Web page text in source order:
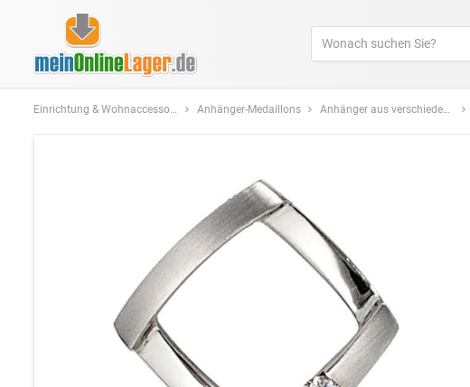
Einrichtung & Wohnaccessoires Anhänger-Medaillons Anhänger aus verschiedenen Materialien